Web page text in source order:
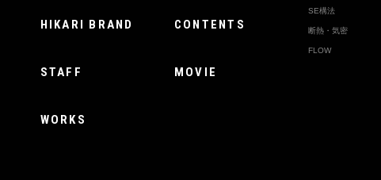
HIKARI BRAND
STAFF
WORKS
CONTENTS
MOVIE
SE構法
断熱・気密
FLOW